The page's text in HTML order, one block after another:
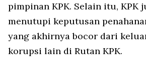
pimpinan KPK. Selain itu, KPK
menutupi keputusan
yang akhirnya bocor dari
korupsi lain di Rutan KPK.